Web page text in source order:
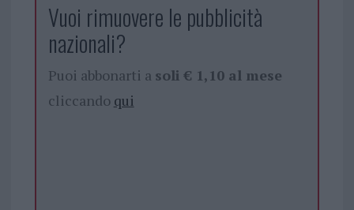
Vuoi rimuovere le pubblicità
nazionali?
Puoi abbonarti a soli € 1,10 al mese
cliccando qui